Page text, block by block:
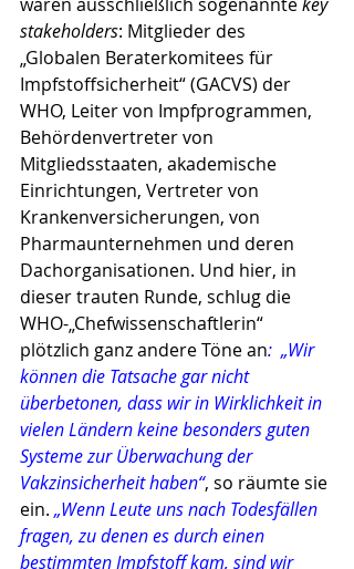
stakeholders: Mitglieder des
„Globalen Beraterkomitees für
Impfstoffsicherheit“ (GACVS) der
WHO, Leiter von Impfprogrammen,
Behördenvertreter von
Mitgliedsstaaten, akademische
Einrichtungen, Vertreter von
Krankenversicherungen, von
Pharmaunternehmen und deren
Dachorganisationen. Und hier, in
dieser trauten Runde, schlug die
WHO-„Chefwissenschaftlerin“
plötzlich ganz andere Töne an:  „Wir
können die Tatsache gar nicht
überbetonen, dass wir in Wirklichkeit in
vielen Ländern keine besonders guten
Systeme zur Überwachung der
Vakzinsicherheit haben“, so räumte sie
ein. „Wenn Leute uns nach Todesfällen
fragen, zu denen es durch einen
bestimmten Impfstoff kam, sind wir